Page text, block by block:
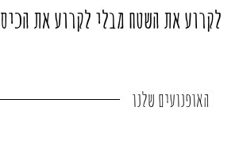
לקרוע את השטח מבלי לקרוע את הכיס
האופנועיםשלנו